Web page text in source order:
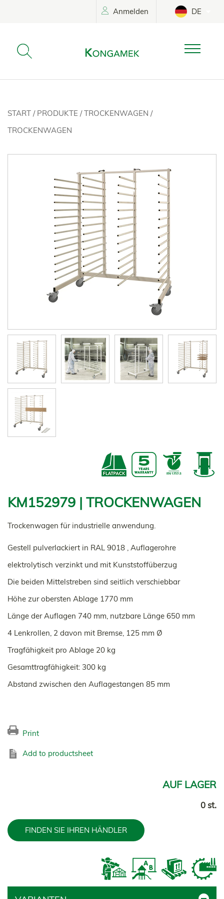
Anmelden DE
START / PRODUKTE /TROCKENWAGEN /
TROCKENWAGEN
KM152979 | TROCKENWAGEN
Trockenwagen für industrielle anwendung.
Gestell pulverlackiert in RAL 9018 , Auflagerohre
elektrolytisch verzinkt und mit Kunststoffüberzug
Die beiden Mittelstreben sind seitlich verschiebbar
Höhe zur obersten Ablage 1770 mm
Länge der Auflagen 740 mm, nutzbare Länge 650 mm
4 Lenkrollen, 2 davon mit Bremse, 125 mm Ø
Tragfähigkeit pro Ablage 20 kg
Gesamttragfähigkeit: 300 kg
Abstand zwischen den Auflagestangen 85 mm
Print
Add to productsheet
AUF LAGER
0 st.
FINDEN SIE IHREN HÄNDLER